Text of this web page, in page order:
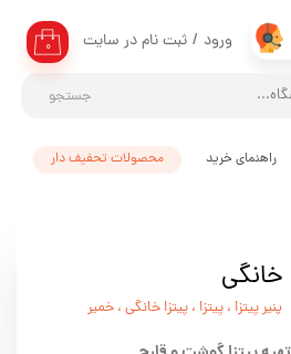
جستجو
۰ ورود / ثبت نام در سایت
محصولات تحفیف دار راهنمای خرید
پنیر پیتزا ، پیتزا ، پیتزا خانگی ، خمیر